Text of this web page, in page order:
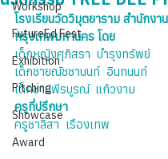
Workshop
FutureEd Fest
Exhibition
Pitching
Showcase
Award
โรงเรียนวัดวิมุตยาราม สำนักงา
กรุงเทพมหานคร โดย
เด็กหญิงศุภิสรา  บำรุงทรัพย์
เด็กชายณัชชานนท์  อินทนนท์
เด็กชายพีรบูรณ์  แก้วงาม
ครูที่ปรึกษา
ครูชาลิสา  เรืองเทพ